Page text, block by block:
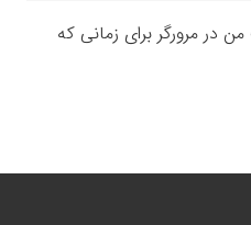
در مرورگر برای زمانی که